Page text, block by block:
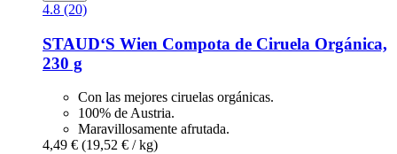
4.8 (20)
STAUD‘S Wien Compota de Ciruela Orgánica,
230 g
Con las mejores ciruelas orgánicas.
100% de Austria.
Maravillosamente afrutada.
4,49 € (19,52 € / kg)